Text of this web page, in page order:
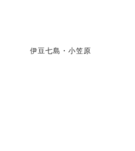
伊豆七島・小笠原